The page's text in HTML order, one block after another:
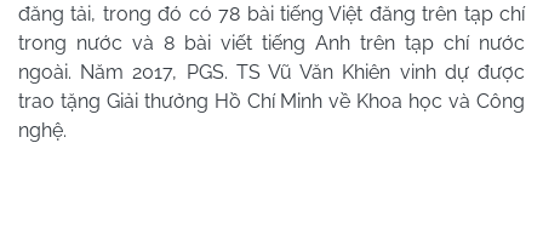
đăng tải, trong đó có 78 bài tiếng Việt đăng trên tạp chí
trong nước và 8 bài viết tiếng Anh trên tạp chí nước
ngoài. Năm 2017, PGS. TS Vũ Văn Khiên vinh dự được
trao tặng Giải thưởng Hồ Chí Minh về Khoa học và Công
nghệ.